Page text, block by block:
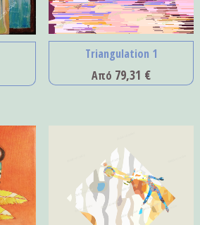
Triangulation 1
Από 79,31 €